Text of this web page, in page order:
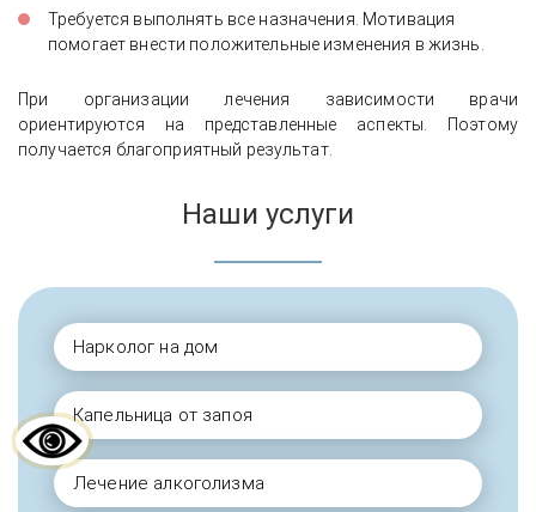
Требуется выполнять все назначения. Мотивация
помогает внести положительные изменения в жизнь.
При организации лечения зависимости врачи
ориентируются на представленные аспекты. Поэтому
получается благоприятный результат.
Наши услуги
Нарколог на дом
Капельница от запоя
Лечение алкоголизма